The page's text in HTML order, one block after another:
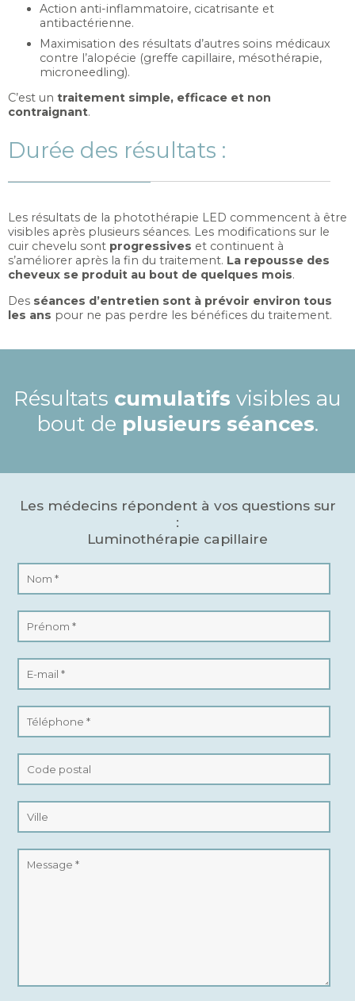
Action anti-inflammatoire, cicatrisante et
antibactérienne.
Maximisation des résultats d’autres soins médicaux
contre l’alopécie (greffe capillaire, mésothérapie,
microneedling).
C’est un traitement simple, efficace et non
contraignant.
Durée des résultats :
Les résultats de la photothérapie LED commencent à être
visibles après plusieurs séances. Les modifications sur le
cuir chevelu sont progressives et continuent à
s’améliorer après la fin du traitement. La repousse des
cheveux se produit au bout de quelques mois.
Des séances d’entretien sont à prévoir environ tous
les ans pour ne pas perdre les bénéfices du traitement.
Résultats cumulatifs visibles au
bout de plusieurs séances.
Les médecins répondent à vos questions sur
:
Luminothérapie capillaire